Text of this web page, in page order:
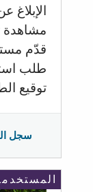
الإبلاغ
مشاهدة
قدّم
طلب
توقيع
سجل